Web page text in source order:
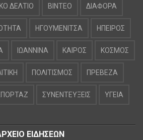
ΔΕΛΤΙΟ ΒΙΝΤΕΟ ΔΙΑΦΟΡΑ
ΗΓΟΥΜΕΝΙΤΣΑ ΗΠΕΙΡΟΣ
ΙΩΑΝΝΙΝΑ ΚΑΙΡΟΣ ΚΟΣΜΟΣ
ΠΟΛΙΤΙΣΜΟΣ ΠΡΕΒΕΖΑ
ΣΥΝΕΝΤΕΥΞΕΙΣ ΥΓΕΙΑ
ΕΙΔΗΣΕΩΝ